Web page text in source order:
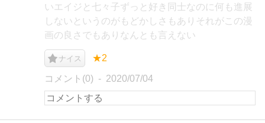
いエイジと七々子ずっと好き同士なのに何も進展
しないというのがもどかしさもありそれがこの漫
画の良さでもありなんとも言えない
ナイス ★2
コメント(0) 2020/07/04